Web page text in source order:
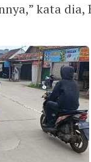
kata dia,